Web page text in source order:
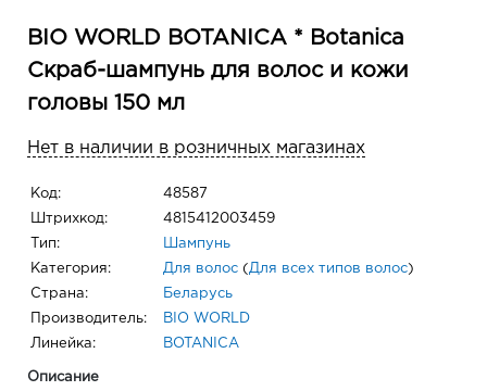
BIO WORLD BOTANICA * Botanica
Скраб-шампунь для волос и кожи
головы 150 мл
Нет в наличии в розничных магазинах
Код: 48587
Штрихкод: 4815412003459
Тип: Шампунь
Категория: Для волос ( Для всех типов волос)
Страна: Беларусь
Производитель: BIO WORLD
Линейка: BOTANICA
Описание